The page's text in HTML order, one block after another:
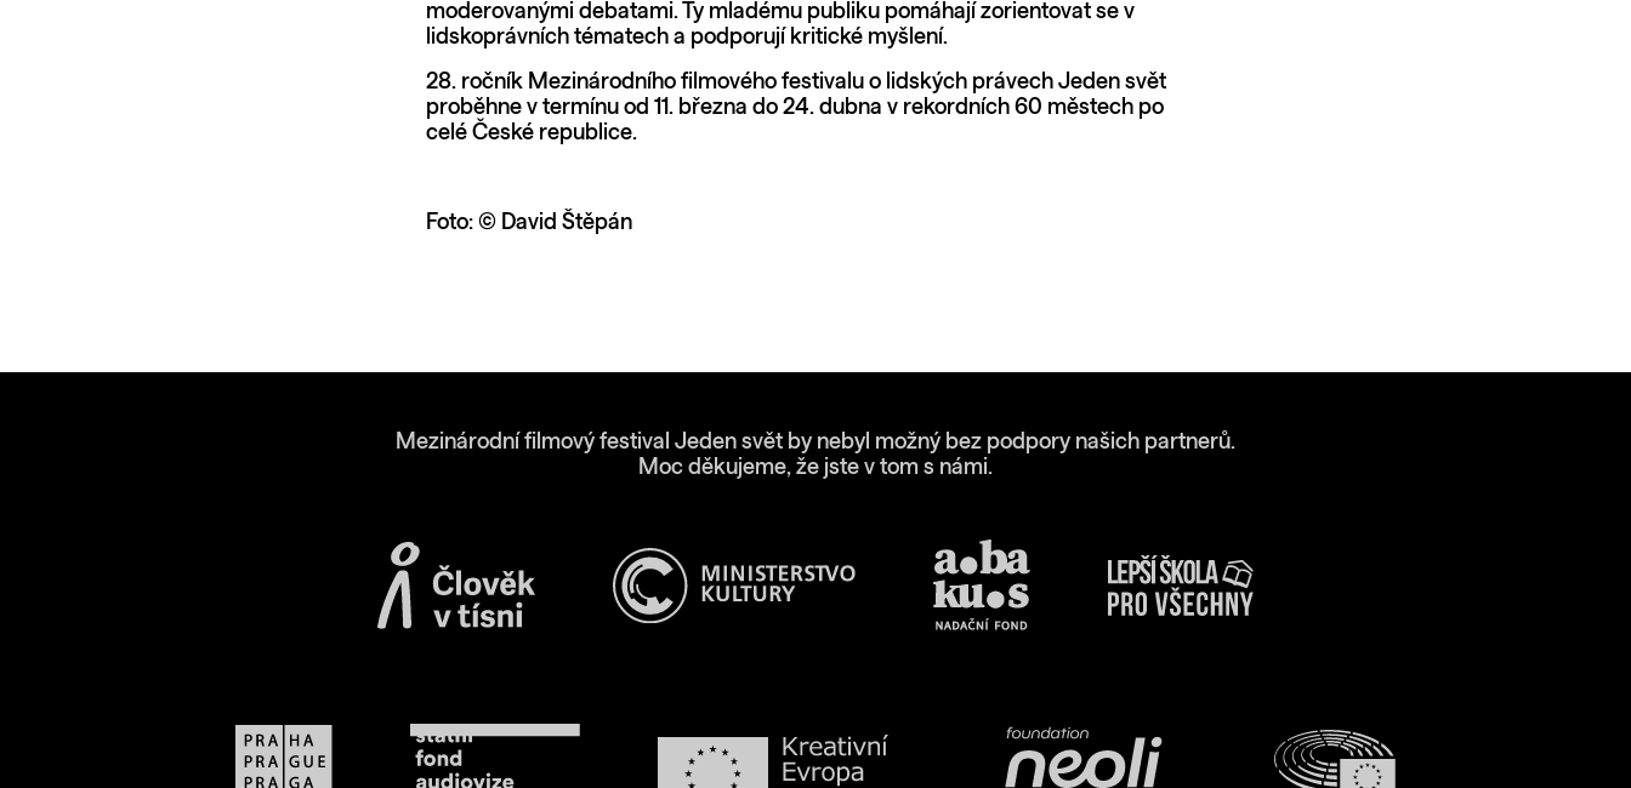
moderovanými debatami. Ty mladému publiku pomáhají zorientovat se v
lidskoprávních tématech a podporují kritické myšlení.
28. ročník Mezinárodního filmového festivalu o lidských právech Jeden svět
proběhne v termínu od 11. března do 24. dubna v rekordních 60 městech po
celé České republice.
Foto: © David Štěpán
Mezinárodní filmový festival Jeden svět by nebyl možný bez podpory našich partnerů.
Moc děkujeme, že jste v tom s námi.